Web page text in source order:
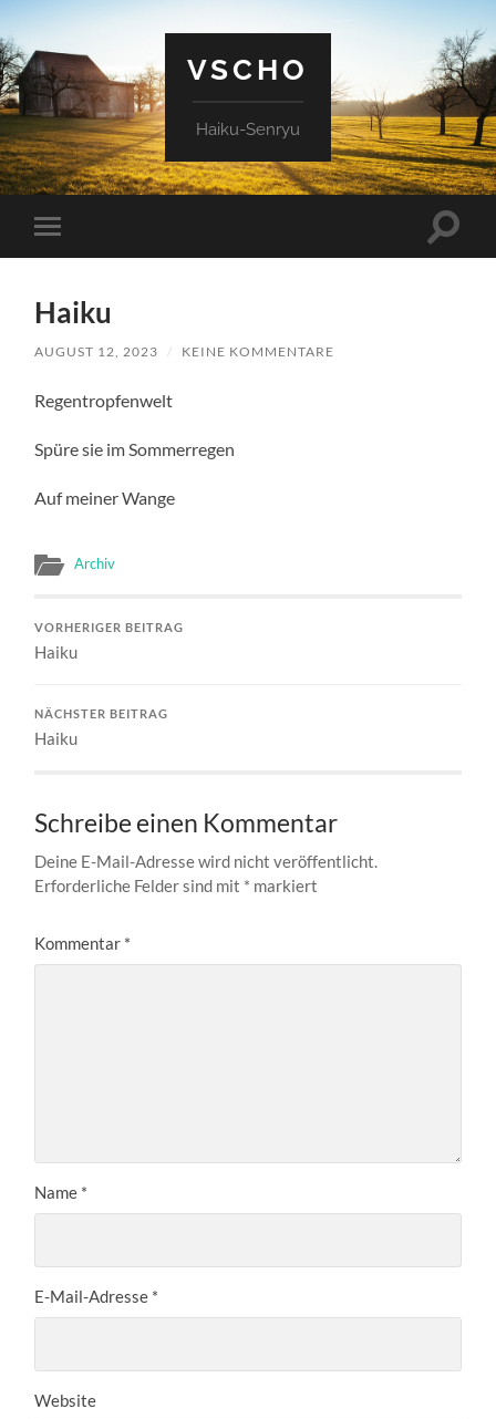
VSCHO
Haiku-Senryu
Mobile-
Menü
Haiku
AUGUST 12, 2023 / KEINE KOMMENTARE
Regentropfenwelt
Spüre sie im Sommerregen
Auf meiner Wange
Archiv
VORHERIGER BEITRAG
Haiku
NÄCHSTER BEITRAG
Haiku
Schreibe einen Kommentar
Deine E-Mail-Adresse wird nicht veröffentlicht.
Erforderliche Felder sind mit * markiert
Kommentar *
Name *
E-Mail-Adresse *
Website